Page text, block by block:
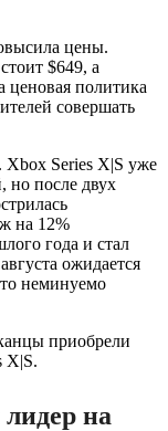
цены.
$649, а
ценовая политика
совершать
Xbox Series X|S уже
но после двух
на 12%
года и стал
ожидается
неминуемо
приобрели
X|S.
на